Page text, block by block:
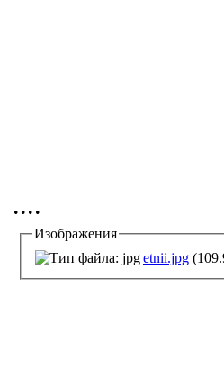
....
Изображения
etnii.jpg